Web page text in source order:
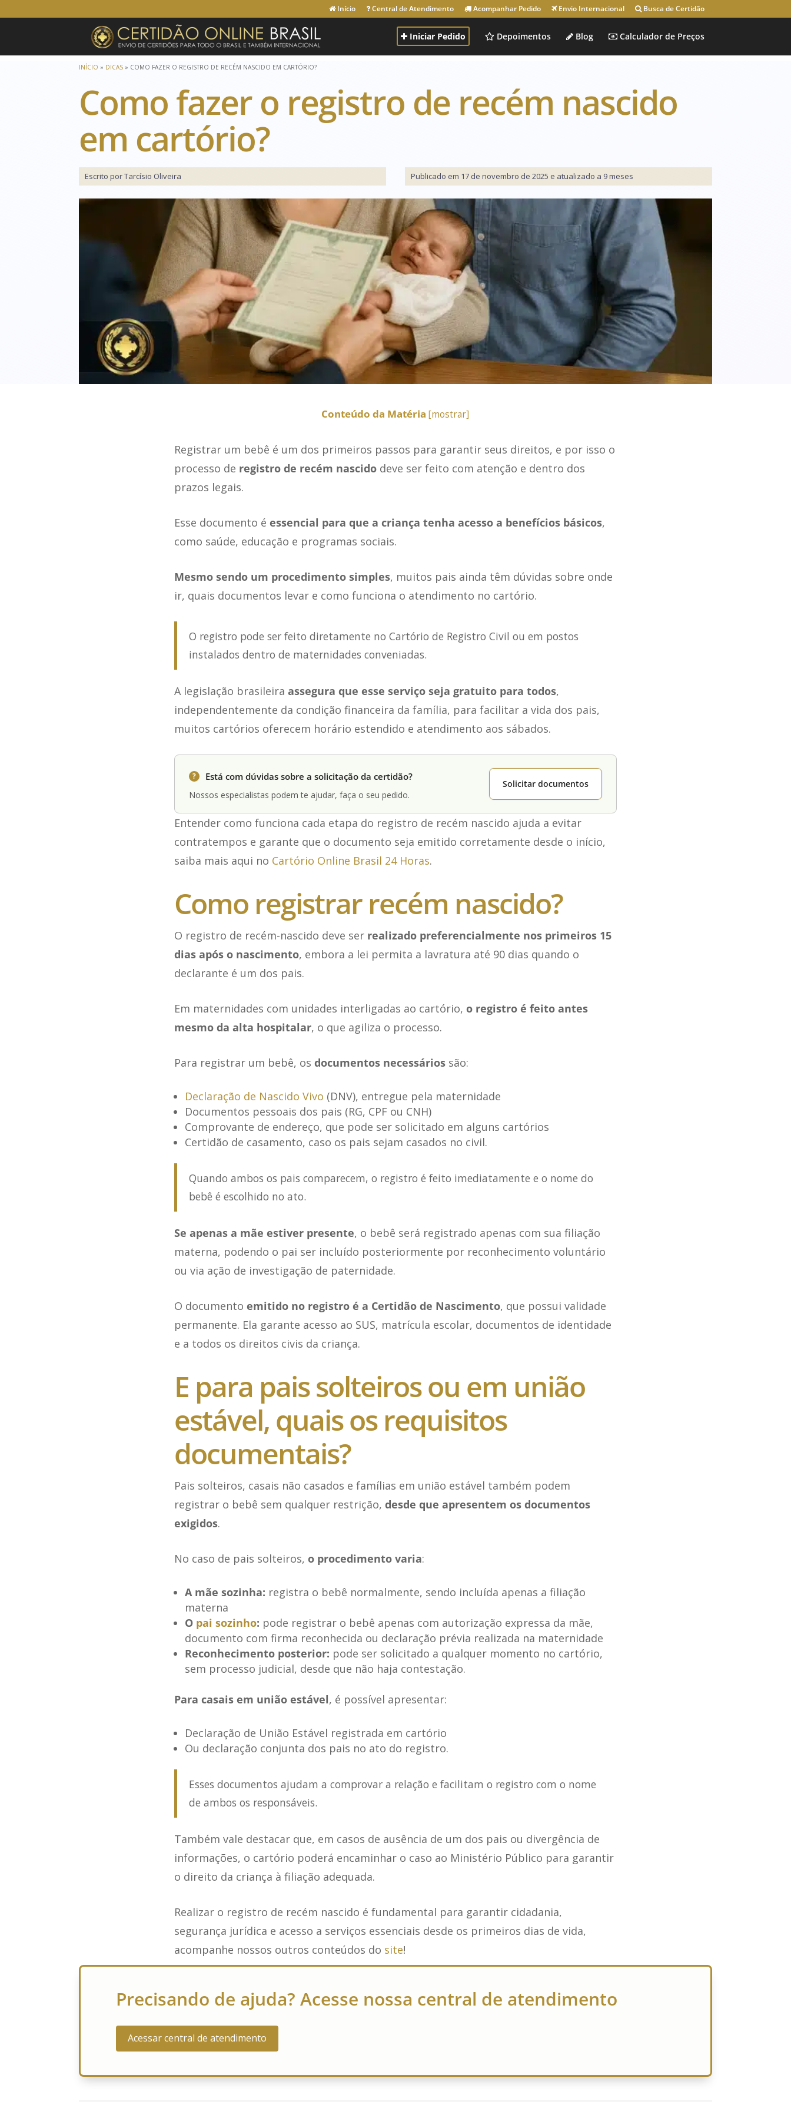
Início Central de Atendimento Acompanhar Pedido Envio Internacional Busca de Certidão
Iniciar Pedido Depoimentos Blog Calculador de Preços
INÍCIO » DICAS » COMO FAZER O REGISTRO DE RECÉM NASCIDO EM CARTÓRIO?
Como fazer o registro de recém nascido
em cartório?
Escrito por Tarcísio Oliveira Publicado em 17 de novembro de 2025 e atualizado a 9 meses
Conteúdo da Matéria [mostrar]
Registrar um bebê é um dos primeiros passos para garantir seus direitos, e por isso o
processo de registro de recém nascidodeve ser feito com atenção e dentro dos
prazos legais.
Esse documento é essencial para que a criança tenha acesso a benefícios básicos,
como saúde, educação e programas sociais.
Mesmo sendo um procedimento simples, muitos pais ainda têm dúvidas sobre onde
ir, quais documentos levar e como funciona o atendimento no cartório.
O registro pode ser feito diretamente no Cartório de Registro Civil ou em postos
instalados dentro de maternidades conveniadas.
A legislação brasileira assegura que esse serviço seja gratuito para todos,
independentemente da condição financeira da família, para facilitar a vida dos pais,
muitos cartórios oferecem horário estendido e atendimento aos sábados.
? Está com dúvidas sobre a solicitação da certidão?
Nossos especialistas podem te ajudar, faça o seu pedido.
Solicitar documentos
Entender como funciona cada etapa do registro de recém nascido ajuda a evitar
contratempos e garante que o documento seja emitido corretamente desde o início,
saiba mais aqui no Cartório Online Brasil 24 Horas.
Como registrar recém nascido?
O registro de recém-nascido deve ser realizado preferencialmente nos primeiros 15
dias após o nascimento, embora a lei permita a lavratura até 90 dias quando o
declarante é um dos pais.
Em maternidades com unidades interligadas ao cartório, o registro é feito antes
mesmo da alta hospitalar, o que agiliza o processo.
Para registrar um bebê, os documentos necessáriossão:
Declaração de Nascido Vivo (DNV), entregue pela maternidade
Documentos pessoais dos pais (RG, CPF ou CNH)
Comprovante de endereço, que pode ser solicitado em alguns cartórios
Certidão de casamento, caso os pais sejam casados no civil.
Quando ambos os pais comparecem, o registro é feito imediatamente e o nome do
bebê é escolhido no ato.
Se apenas a mãe estiver presente, o bebê será registrado apenas com sua filiação
materna, podendo o pai ser incluído posteriormente por reconhecimento voluntário
ou via ação de investigação de paternidade.
O documento emitido no registro é a Certidão de Nascimento, que possui validade
permanente. Ela garante acesso ao SUS, matrícula escolar, documentos de identidade
e a todos os direitos civis da criança.
E para pais solteiros ou em união
estável, quais os requisitos
documentais?
Pais solteiros, casais não casados e famílias em união estável também podem
registrar o bebê sem qualquer restrição, desde que apresentem os documentos
exigidos.
No caso de pais solteiros, o procedimento varia:
A mãe sozinha: registra o bebê normalmente, sendo incluída apenas a filiação
materna
O pai sozinho: pode registrar o bebê apenas com autorização expressa da mãe,
documento com firma reconhecida ou declaração prévia realizada na maternidade
Reconhecimento posterior: pode ser solicitado a qualquer momento no cartório,
sem processo judicial, desde que não haja contestação.
Para casais em união estável, é possível apresentar:
Declaração de União Estável registrada em cartório
Ou declaração conjunta dos pais no ato do registro.
Esses documentos ajudam a comprovar a relação e facilitam o registro com o nome
de ambos os responsáveis.
Também vale destacar que, em casos de ausência de um dos pais ou divergência de
informações, o cartório poderá encaminhar o caso ao Ministério Público para garantir
o direito da criança à filiação adequada.
Realizar o registro de recém nascido é fundamental para garantir cidadania,
segurança jurídica e acesso a serviços essenciais desde os primeiros dias de vida,
acompanhe nossos outros conteúdos do site!
Precisando de ajuda? Acesse nossa central de atendimento
Acessar central de atendimento